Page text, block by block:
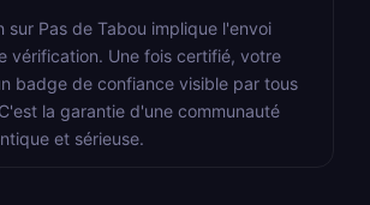
sur Pas de Tabou implique l'envoi
vérification. Une fois certifié, votre
badge de confiance visible par tous
la garantie d'une communauté
et sérieuse.